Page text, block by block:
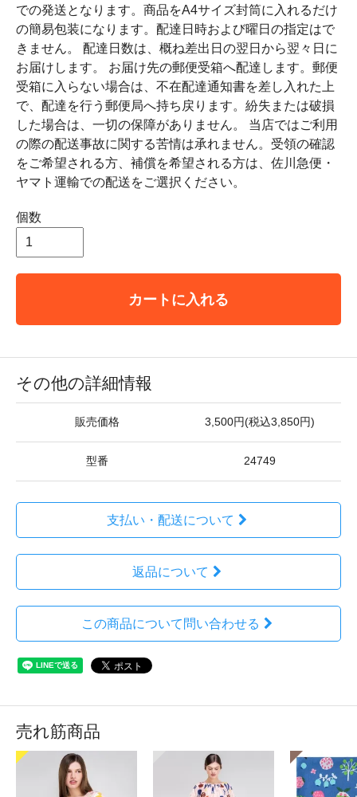
での発送となります。商品をA4サイズ封筒に入れるだけ
の簡易包装になります。配達日時および曜日の指定はで
きません。 配達日数は、概ね差出日の翌日から翌々日に
お届けします。 お届け先の郵便受箱へ配達します。郵便
受箱に入らない場合は、不在配達通知書を差し入れた上
で、配達を行う郵便局へ持ち戻ります。紛失または破損
した場合は、一切の保障がありません。 当店ではご利用
の際の配送事故に関する苦情は承れません。受領の確認
をご希望される方、補償を希望される方は、佐川急便・
ヤマト運輸での配送をご選択ください。
個数
カートに入れる
その他の詳細情報
販売価格 3,500円(税込3,850円)
型番 24749
支払い・配送について
返品について
この商品について問い合わせる
売れ筋商品